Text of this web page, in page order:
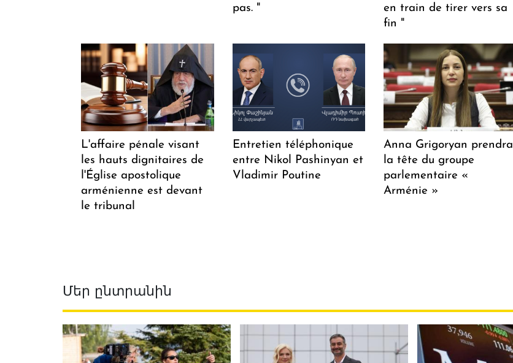
pas. "
en train de tirer vers sa
fin "
L'affaire pénale visant
les hauts dignitaires de
l'Église apostolique
arménienne est devant
le tribunal
Entretien téléphonique
entre Nikol Pashinyan et
Vladimir Poutine
Anna Grigoryan prendra
la tête du groupe
parlementaire «
Arménie »
Մեր ընտրանին